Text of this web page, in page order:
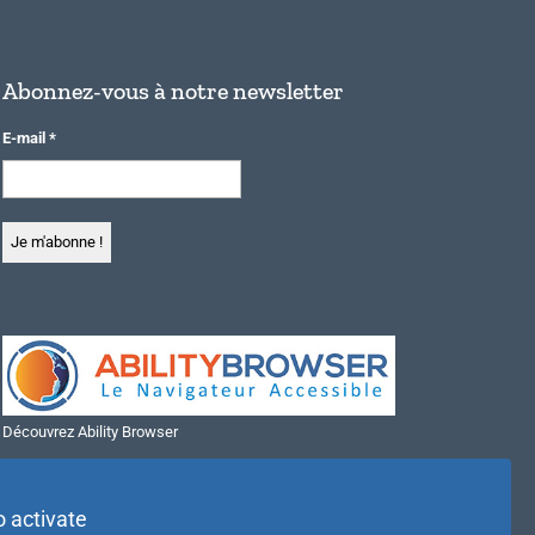
Abonnez-vous à notre newsletter
E-mail *
Découvrez Ability Browser
activate